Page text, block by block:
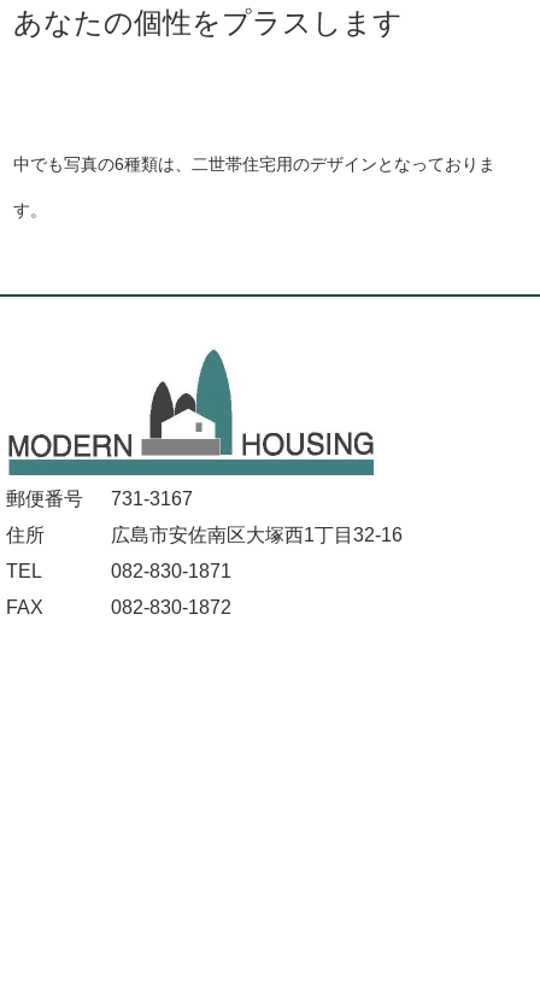
あなたの個性をプラスします
中でも写真の6種類は、二世帯住宅用のデザインとなっておりま
す。
郵便番号
731-3167
住所
広島市安佐南区大塚西1丁目32-16
TEL
082-830-1871
FAX
082-830-1872